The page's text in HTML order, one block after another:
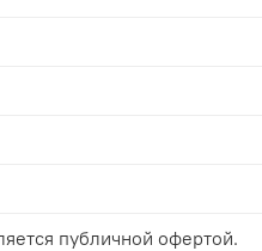
публичной офертой.